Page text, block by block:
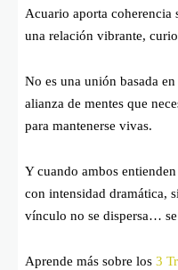
Acuario aporta coherencia
una relación vibrante,
No es una unión basada
alianza de mentes que
para mantenerse vivas.
Y cuando ambos
con intensidad dramática,
vínculo no se dispersa…
Aprende más sobre los 3